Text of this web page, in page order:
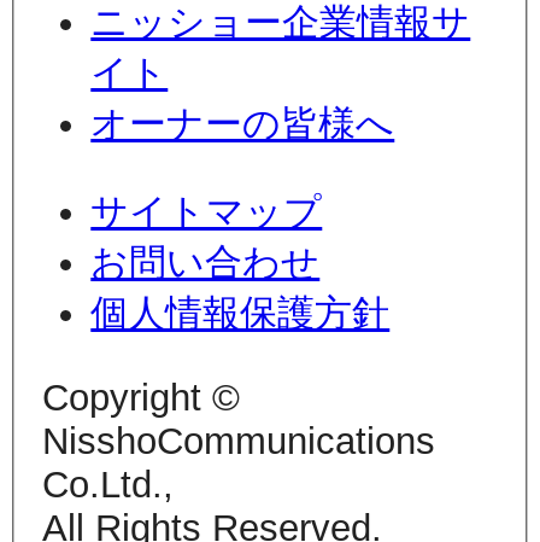
ニッショー企業情報サ
イト
オーナーの皆様へ
サイトマップ
お問い合わせ
個人情報保護方針
Copyright ©
NisshoCommunications
Co.Ltd.,
All Rights Reserved.